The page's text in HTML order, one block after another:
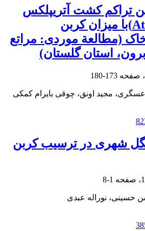
تراکم کشت آتریپلکس
(Atriplex halimus)با میزان کربن
(مطالعة موردی: مراتع
استان گلستان)
173-180
عسگری، مجید اونق، چوقی بایرام کمکی
شهری در ترسیب کربن
1-8
حسینی، نوراله عبدی